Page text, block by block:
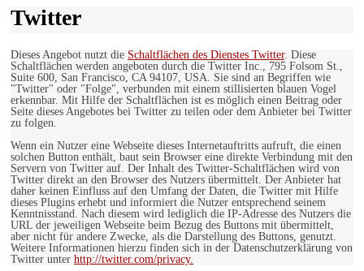
Twitter
Dieses Angebot nutzt die Schaltflächen des Dienstes Twitter. Diese
Schaltflächen werden angeboten durch die Twitter Inc., 795 Folsom St.,
Suite 600, San Francisco, CA 94107, USA. Sie sind an Begriffen wie
"Twitter" oder "Folge", verbunden mit einem stillisierten blauen Vogel
erkennbar. Mit Hilfe der Schaltflächen ist es möglich einen Beitrag oder
Seite dieses Angebotes bei Twitter zu teilen oder dem Anbieter bei Twitter
zu folgen.
Wenn ein Nutzer eine Webseite dieses Internetauftritts aufruft, die einen
solchen Button enthält, baut sein Browser eine direkte Verbindung mit den
Servern von Twitter auf. Der Inhalt des Twitter-Schaltflächen wird von
Twitter direkt an den Browser des Nutzers übermittelt. Der Anbieter hat
daher keinen Einfluss auf den Umfang der Daten, die Twitter mit Hilfe
dieses Plugins erhebt und informiert die Nutzer entsprechend seinem
Kenntnisstand. Nach diesem wird lediglich die IP-Adresse des Nutzers die
URL der jeweiligen Webseite beim Bezug des Buttons mit übermittelt,
aber nicht für andere Zwecke, als die Darstellung des Buttons, genutzt.
Weitere Informationen hierzu finden sich in der Datenschutzerklärung von
Twitter unter http://twitter.com/privacy.